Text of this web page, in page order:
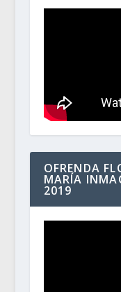
OFRENDA
MARÍA
2019